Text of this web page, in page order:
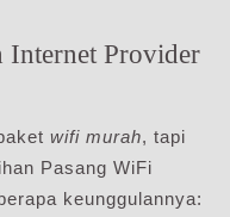
Internet Provider
wifi murah, tapi
Pasang WiFi
keunggulannya: